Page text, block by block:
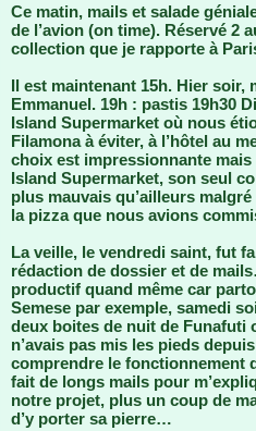
Ce matin, mails et salade
de l’avion (on time). Réservé 2
collection que je rapporte à
Il est maintenant 15h. Hier soir,
Emmanuel. 19h : pastis 19h30
Island Supermarket où nous
Filamona à éviter, à l’hôtel au
choix est impressionnante
Island Supermarket, son seul
plus mauvais qu’ailleurs
la pizza que nous avions
La veille, le vendredi saint, fut
rédaction de dossier et de
productif quand même car
Semese par exemple, samedi
deux boites de nuit de Funafuti
n’avais pas mis les pieds
comprendre le fonctionnement
fait de longs mails pour
notre projet, plus un coup de
d’y porter sa pierre…